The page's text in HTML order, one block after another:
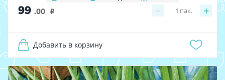
99 .00 i − +
1 пак.
Добавить в корзину